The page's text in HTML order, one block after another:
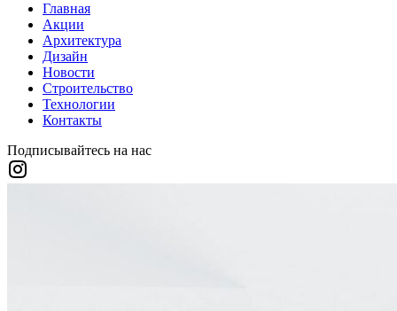
Главная
Акции
Архитектура
Дизайн
Новости
Строительство
Технологии
Контакты
Подписывайтесь на нас